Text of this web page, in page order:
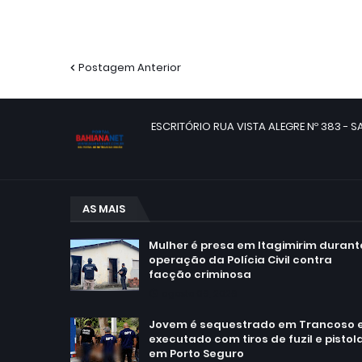
Postagem Anterior
ESCRITÓRIO RUA VISTA ALEGRE Nº 383 -
AS MAIS
Mulher é presa em Itagimirim
operação da Polícia Civil contra
facção criminosa
Jovem é sequestrado em Trancoso
executado com tiros de fuzil e
em Porto Seguro